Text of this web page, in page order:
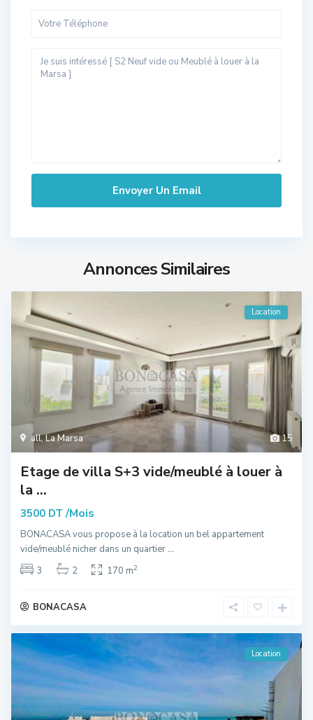
Annonces Similaires
15
all,La Marsa
Location
Etage de villa S+3 vide/meublé à louer à
la ...
3500 DT /Mois
BONACASA vous propose à la location un bel appartement
vide/meublé nicher dans un quartier...
3
2 170 m2
BONACASA
Location